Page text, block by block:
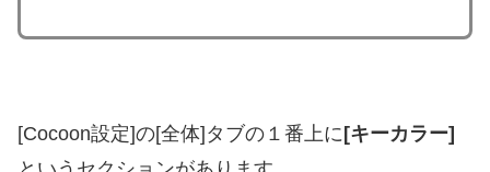
[Cocoon設定]の[全体]タブの１番上に [キーカラー]